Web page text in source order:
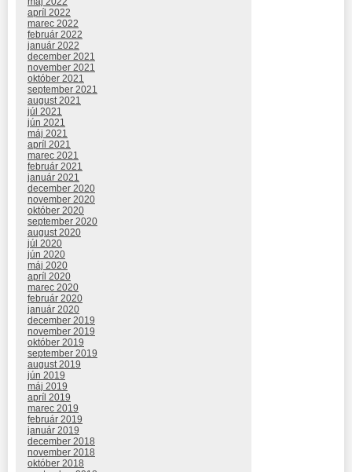
apríl 2022
marec 2022
február 2022
január 2022
december 2021
november 2021
október 2021
september 2021
august 2021
júl 2021
jún 2021
máj 2021
apríl 2021
marec 2021
február 2021
január 2021
december 2020
november 2020
október 2020
september 2020
august 2020
júl 2020
jún 2020
máj 2020
apríl 2020
marec 2020
február 2020
január 2020
december 2019
november 2019
október 2019
september 2019
august 2019
jún 2019
máj 2019
apríl 2019
marec 2019
február 2019
január 2019
december 2018
november 2018
október 2018